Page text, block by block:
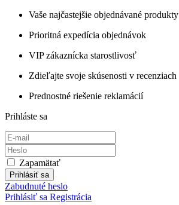
Vaše najčastejšie objednávané produkty
Prioritná expedícia objednávok
VIP zákaznícka starostlivosť
Zdieľajte svoje skúsenosti v recenziach
Prednostné riešenie reklamácií
Prihláste sa
Zapamätať
Prihlásiť sa
Zabudnuté heslo
Prihlásiť sa Registrácia